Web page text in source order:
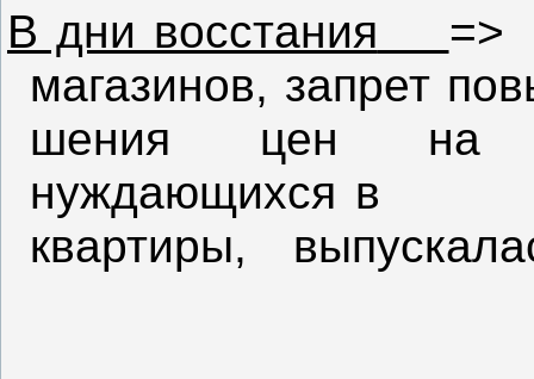
В дни восстания
=>
магазинов, запрет
шения цен на
нуждающихся в
квартиры,